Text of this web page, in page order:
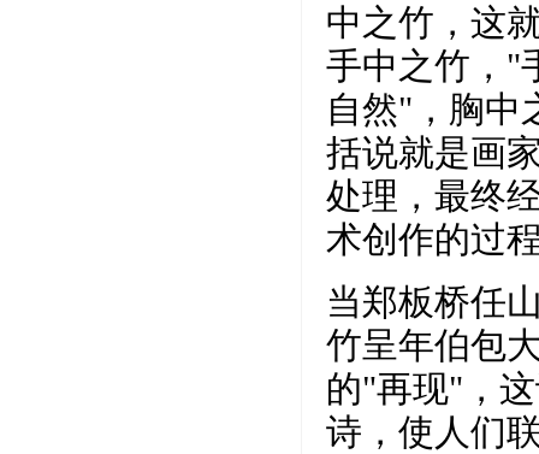
中之竹，这
手中之竹，"
自然"，胸中
括说就是画
处理，最终
术创作的过
当郑板桥任
竹呈年伯包
的"再现"，
诗，使人们